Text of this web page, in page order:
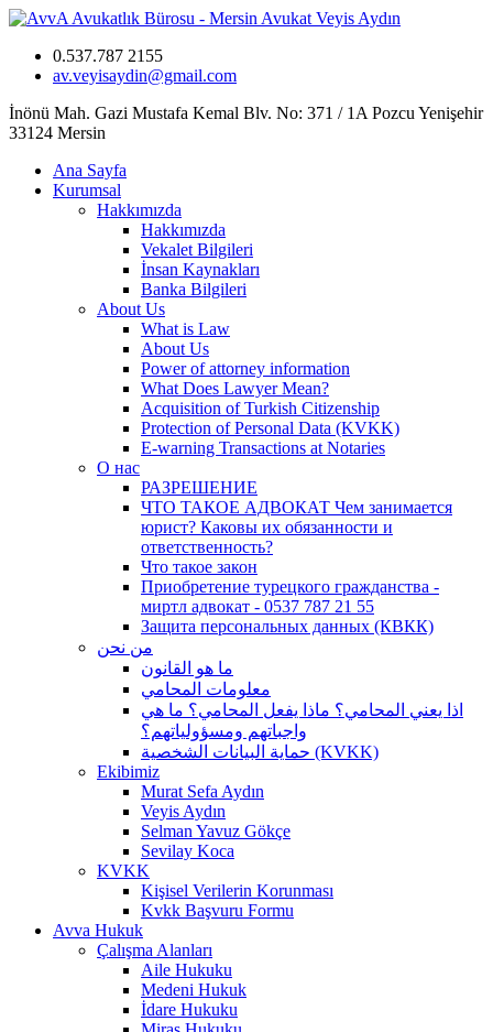
0.537.787 2155
av.veyisaydin@gmail.com
İnönü Mah. Gazi Mustafa Kemal Blv. No: 371 / 1A Pozcu Yenişehir
33124 Mersin
Ana Sayfa
Kurumsal
Hakkımızda
Hakkımızda
Vekalet Bilgileri
İnsan Kaynakları
Banka Bilgileri
About Us
What is Law
About Us
Power of attorney information
What Does Lawyer Mean?
Acquisition of Turkish Citizenship
Protection of Personal Data (KVKK)
E-warning Transactions at Notaries
О нас
РАЗРЕШЕНИЕ
ЧТО ТАКОЕ АДВОКАТ Чем занимается
юрист? Каковы их обязанности и
ответственность?
Что такое закон
Приобретение турецкого гражданства -
миртл адвокат - 0537 787 21 55
Защита персональных данных (КВКК)
من نحن
ما هو القانون
معلومات المحامي
اذا يعني المحامي؟ ماذا يفعل المحامي؟ ما هي
واجباتهم ومسؤولياتهم؟
حماية البيانات الشخصية (KVKK)
Ekibimiz
Murat Sefa Aydın
Veyis Aydın
Selman Yavuz Gökçe
Sevilay Koca
KVKK
Kişisel Verilerin Korunması
Kvkk Başvuru Formu
Avva Hukuk
Çalışma Alanları
Aile Hukuku
Medeni Hukuk
İdare Hukuku